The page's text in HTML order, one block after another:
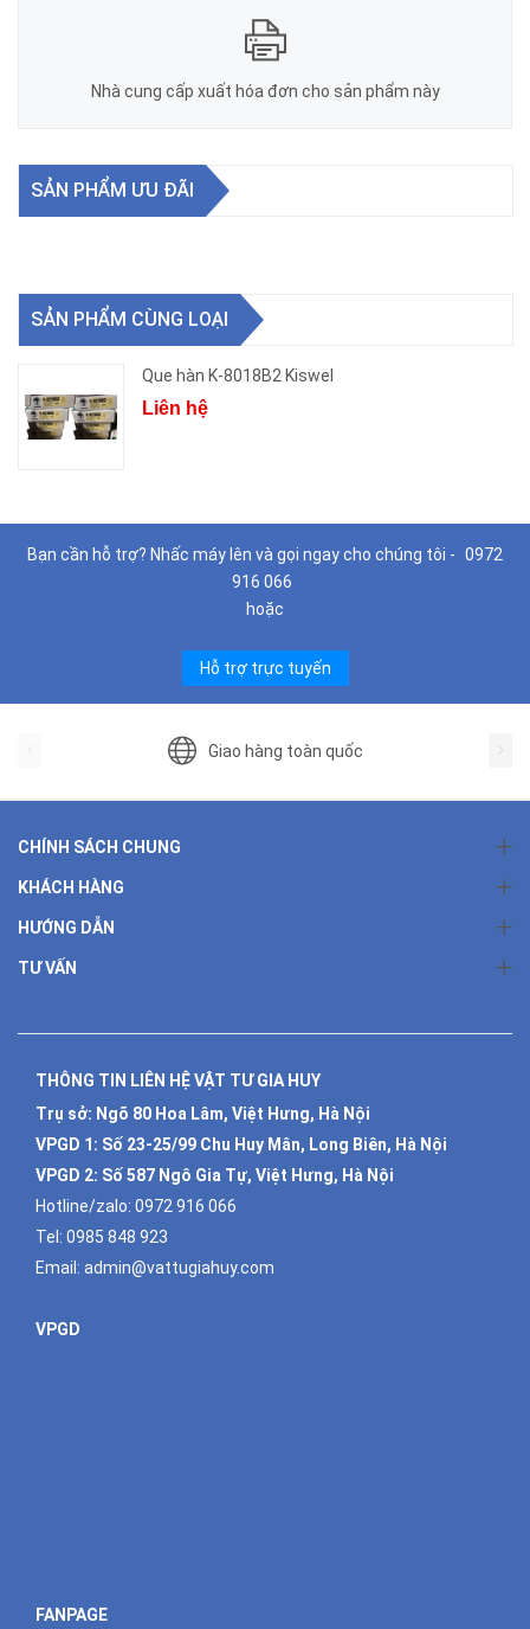
Nhà cung cấp xuất hóa đơn cho sản phẩm này
SẢN PHẨM ƯU ĐÃI
SẢN PHẨM CÙNG LOẠI
Que hàn K-8018B2 Kiswel
Liên hệ
Bạn cần hỗ trợ? Nhấc máy lên và gọi ngay cho chúng tôi - 0972
916 066
hoặc
Hỗ trợ trực tuyến
Giao hàng toàn quốc
CHÍNH SÁCH CHUNG
KHÁCH HÀNG
HƯỚNG DẪN
TƯ VẤN
THÔNG TIN LIÊN HỆ VẬT TƯ GIA HUY
Trụ sở: Ngõ 80 Hoa Lâm, Việt Hưng, Hà Nội
VPGD 1: Số 23-25/99 Chu Huy Mân, Long Biên, Hà Nội
VPGD 2: Số 587 Ngô Gia Tự, Việt Hưng, Hà Nội
Hotline/zalo: 0972 916 066
Tel: 0985 848 923
Email: admin@vattugiahuy.com
VPGD
FANPAGE